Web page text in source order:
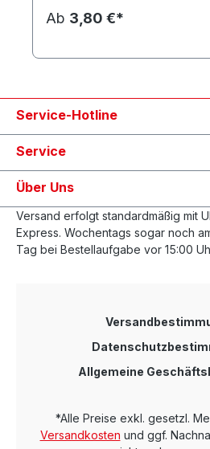
Verkabelungsprobleme.
Litze, UL, CE und RoHS
Temperaturbereich -40°C bis
Ab 3,80 €*
Service-Hotline
Service
Über Uns
Versand erfolgt standardmäßig mit
Express. Wochentags sogar noch
Tag bei Bestellaufgabe vor 15:00
Allgemeine
*Alle Preise exkl. gesetzl.
Versandkosten und ggf.